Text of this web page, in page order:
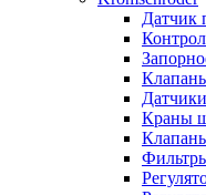
Датчик
Краны